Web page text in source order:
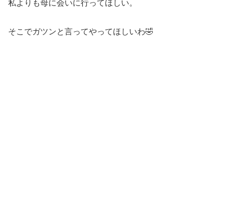
私よりも母に会いに行ってほしい。
そこでガツンと言ってやってほしいわ🤣